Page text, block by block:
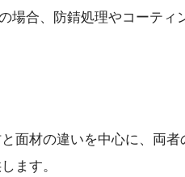
場合、防錆処理やコーテ
面材の違いを中心に、両
ます。